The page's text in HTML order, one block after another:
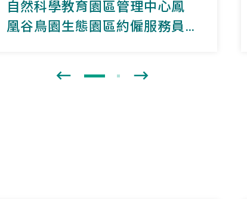
自然科學教育園區管理中心鳳
凰谷鳥園生態園區約僱服務員